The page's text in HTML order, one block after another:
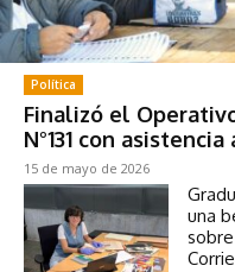
Política
Finalizó el
N°131 con
15 de mayo de 2026
una